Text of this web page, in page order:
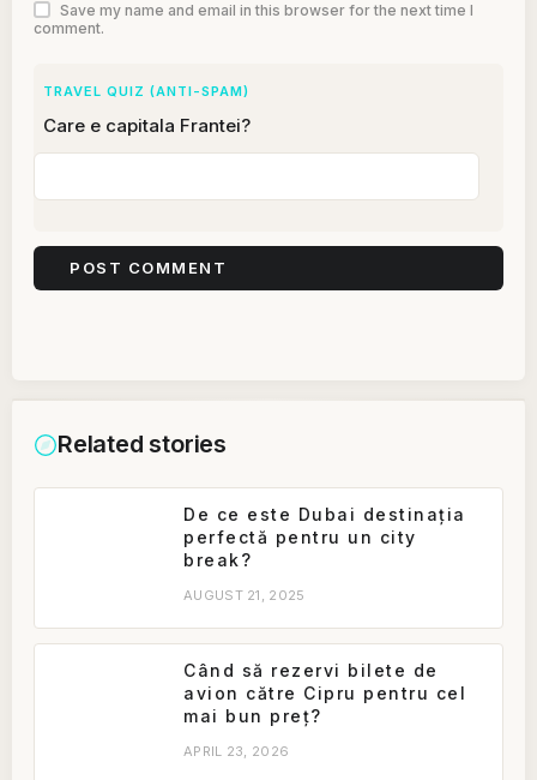
Save my name and email in this browser for the next time I
comment.
TRAVEL QUIZ (ANTI-SPAM)
Care e capitala Frantei?
Related stories
De ce este Dubai destinația
perfectă pentru un city
break?
AUGUST 21, 2025
Când să rezervi bilete de
avion către Cipru pentru cel
mai bun preț?
APRIL 23, 2026